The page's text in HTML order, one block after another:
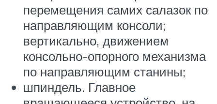
перемещения самих салазок по
направляющим консоли;
вертикально, движением
консольно-опорного механизма
по направляющим станины;
шпиндель. Главное